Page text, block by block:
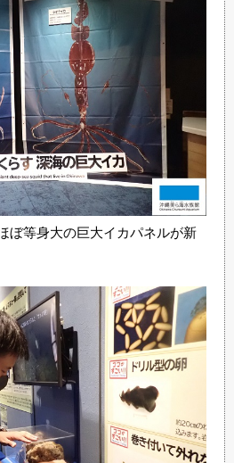
ぼ等身大の巨大イカパネルが新